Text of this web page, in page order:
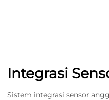
Integrasi
Sistem integrasi sensor